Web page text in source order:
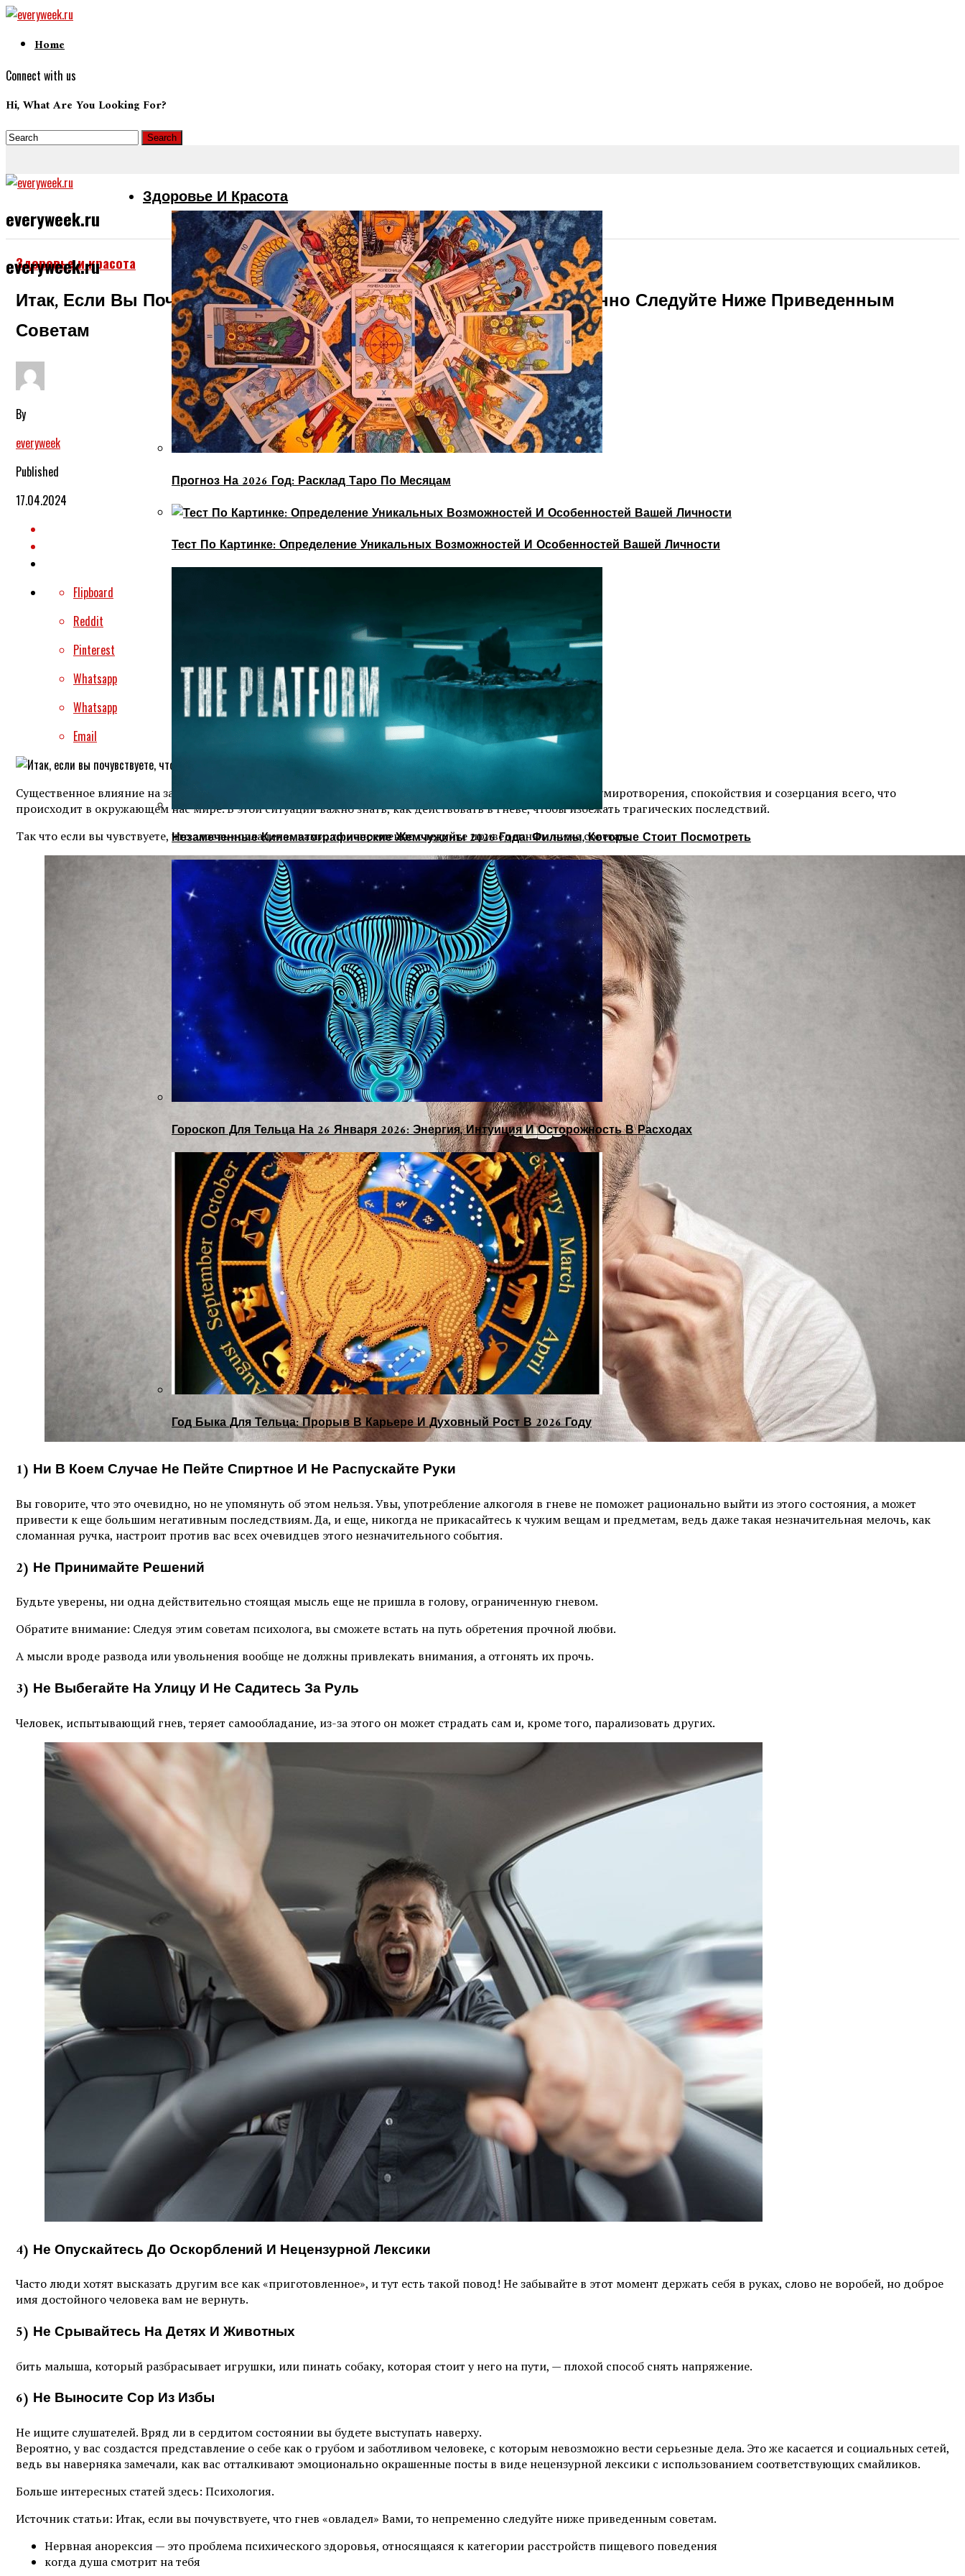
Home
Connect with us
Hi, What Are You Looking For?
everyweek.ru
everyweek.ru
Здоровье И Красота
Прогноз На 2026 Год: Расклад Таро По Месяцам
Тест По Картинке: Определение Уникальных Возможностей И Особенностей Вашей Личности
Незамеченные Кинематографические Жемчужины 2026 Года: Фильмы, Которые Стоит Посмотреть
Гороскоп Для Тельца На 26 Января 2026: Энергия, Интуиция И Осторожность В Расходах
Год Быка Для Тельца: Прорыв В Карьере И Духовный Рост В 2026 Году
Здоровье и красота
Итак, Если Вы Почувствуете, Что Гнев «овладел» Вами, То Непременно Следуйте Ниже Приведенным
Советам
By
everyweek
Published
17.04.2024
Flipboard
Reddit
Pinterest
Whatsapp
Whatsapp
Email
Существенное влияние на зарождение гнева оказывает жизнь в городе, которая не создает условий для умиротворения, спокойствия и созерцания всего, что
происходит в окружающем нас мире. В этой ситуации важно знать, как действовать в гневе, чтобы избежать трагических последствий.
Так что если вы чувствуете, что злость «овладела» вами, то непременно следуйте приведенным ниже советам.
1) Ни В Коем Случае Не Пейте Спиртное И Не Распускайте Руки
Вы говорите, что это очевидно, но не упомянуть об этом нельзя. Увы, употребление алкоголя в гневе не поможет рационально выйти из этого состояния, а может
привести к еще большим негативным последствиям. Да, и еще, никогда не прикасайтесь к чужим вещам и предметам, ведь даже такая незначительная мелочь, как
сломанная ручка, настроит против вас всех очевидцев этого незначительного события.
2) Не Принимайте Решений
Будьте уверены, ни одна действительно стоящая мысль еще не пришла в голову, ограниченную гневом.
Обратите внимание: Следуя этим советам психолога, вы сможете встать на путь обретения прочной любви.
А мысли вроде развода или увольнения вообще не должны привлекать внимания, а отгонять их прочь.
3) Не Выбегайте На Улицу И Не Садитесь За Руль
Человек, испытывающий гнев, теряет самообладание, из-за этого он может страдать сам и, кроме того, парализовать других.
4) Не Опускайтесь До Оскорблений И Нецензурной Лексики
Часто люди хотят высказать другим все как «приготовленное», и тут есть такой повод! Не забывайте в этот момент держать себя в руках, слово не воробей, но доброе
имя достойного человека вам не вернуть.
5) Не Срывайтесь На Детях И Животных
бить малыша, который разбрасывает игрушки, или пинать собаку, которая стоит у него на пути, — плохой способ снять напряжение.
6) Не Выносите Сор Из Избы
Не ищите слушателей. Вряд ли в сердитом состоянии вы будете выступать наверху.
Вероятно, у вас создастся представление о себе как о грубом и заботливом человеке, с которым невозможно вести серьезные дела. Это же касается и социальных сетей,
ведь вы наверняка замечали, как вас отталкивают эмоционально окрашенные посты в виде нецензурной лексики с использованием соответствующих смайликов.
Больше интересных статей здесь: Психология.
Источник статьи: Итак, если вы почувствуете, что гнев «овладел» Вами, то непременно следуйте ниже приведенным советам.
Нервная анорексия — это проблема психического здоровья, относящаяся к категории расстройств пищевого поведения
когда душа смотрит на тебя